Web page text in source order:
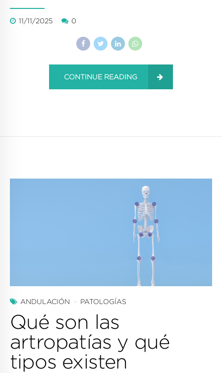
11/11/2025 0
CONTINUE READING
ANDULACIÓN PATOLOGÍAS
Qué son las
artropatías y qué
tipos existen